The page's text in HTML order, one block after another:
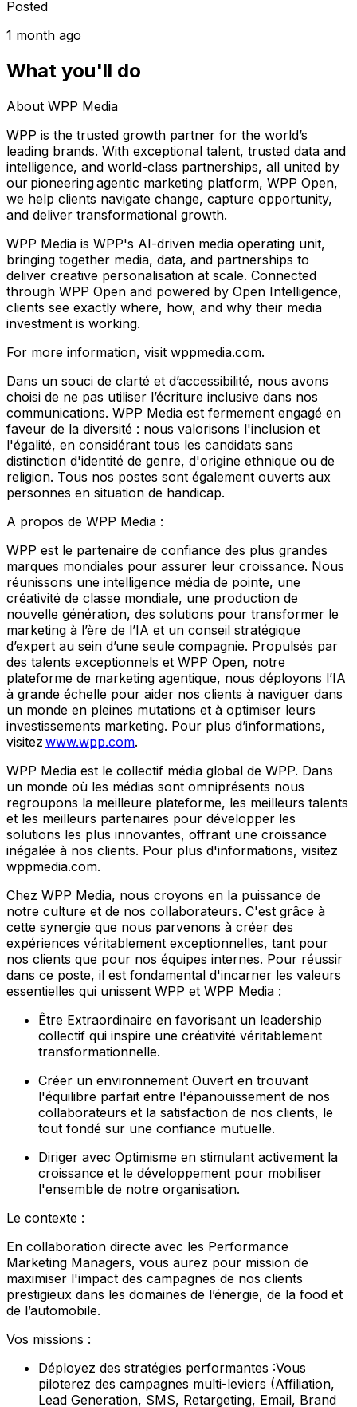
Posted
1 month ago
What you'll do
About WPP Media
WPP is the trusted growth partner for the world’s
leading brands. With exceptional talent, trusted data and
intelligence, and world-class partnerships, all united by
our pioneering agentic marketing platform, WPP Open,
we help clients navigate change, capture opportunity,
and deliver transformational growth.
WPP Media is WPP's AI-driven media operating unit,
bringing together media, data, and partnerships to
deliver creative personalisation at scale. Connected
through WPP Open and powered by Open Intelligence,
clients see exactly where, how, and why their media
investment is working.
For more information, visit wppmedia.com.
Dans un souci de clarté et d’accessibilité, nous avons
choisi de ne pas utiliser l’écriture inclusive dans nos
communications. WPP Media est fermement engagé en
faveur de la diversité : nous valorisons l'inclusion et
l'égalité, en considérant tous les candidats sans
distinction d'identité de genre, d'origine ethnique ou de
religion. Tous nos postes sont également ouverts aux
personnes en situation de handicap.
A propos de WPP Media :
WPP est le partenaire de confiance des plus grandes
marques mondiales pour assurer leur croissance. Nous
réunissons une intelligence média de pointe, une
créativité de classe mondiale, une production de
nouvelle génération, des solutions pour transformer le
marketing à l’ère de l’IA et un conseil stratégique
d’expert au sein d’une seule compagnie. Propulsés par
des talents exceptionnels et WPP Open, notre
plateforme de marketing agentique, nous déployons l’IA
à grande échelle pour aider nos clients à naviguer dans
un monde en pleines mutations et à optimiser leurs
investissements marketing. Pour plus d’informations,
visitez www.wpp.com.
WPP Media est le collectif média global de WPP. Dans
un monde où les médias sont omniprésents nous
regroupons la meilleure plateforme, les meilleurs talents
et les meilleurs partenaires pour développer les
solutions les plus innovantes, offrant une croissance
inégalée à nos clients. Pour plus d'informations, visitez
wppmedia.com.
Chez WPP Media, nous croyons en la puissance de
notre culture et de nos collaborateurs. C'est grâce à
cette synergie que nous parvenons à créer des
expériences véritablement exceptionnelles, tant pour
nos clients que pour nos équipes internes. Pour réussir
dans ce poste, il est fondamental d'incarner les valeurs
essentielles qui unissent WPP et WPP Media :
Être Extraordinaire en favorisant un leadership
collectif qui inspire une créativité véritablement
transformationnelle.
Créer un environnement Ouvert en trouvant
l'équilibre parfait entre l'épanouissement de nos
collaborateurs et la satisfaction de nos clients, le
tout fondé sur une confiance mutuelle.
Diriger avec Optimisme en stimulant activement la
croissance et le développement pour mobiliser
l'ensemble de notre organisation.
Le contexte :
En collaboration directe avec les Performance
Marketing Managers, vous aurez pour mission de
maximiser l'impact des campagnes de nos clients
prestigieux dans les domaines de l’énergie, de la food et
de l’automobile.
Vos missions :
Déployez des stratégies performantes :Vous
piloterez des campagnes multi-leviers (Affiliation,
Lead Generation, SMS, Retargeting, Email, Brand